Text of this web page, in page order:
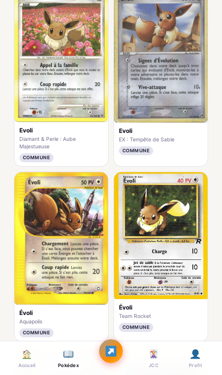
Evoli
Diamant & Perle : Aube
Majestueuse
COMMUNE
Evoli
EX : Tempête de Sable
COMMUNE
Évoli
Aquapolis
COMMUNE
Évoli
Team Rocket
COMMUNE
Accueil Pokédex JCC Profil